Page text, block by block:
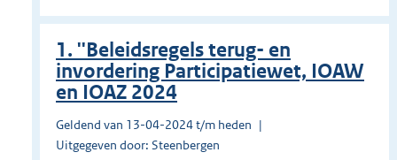
1. ''Beleidsregels terug- en
invordering Participatiewet, IOAW
en IOAZ 2024
Geldend van 13-04-2024 t/m heden
Uitgegeven door: Steenbergen